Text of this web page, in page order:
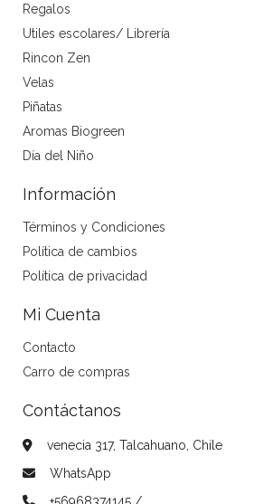
Regalos
Utiles escolares/ Librería
Rincon Zen
Velas
Piñatas
Aromas Biogreen
Día del Niño
Información
Términos y Condiciones
Política de cambios
Política de privacidad
Mi Cuenta
Contacto
Carro de compras
Contáctanos
venecia 317, Talcahuano, Chile
WhatsApp